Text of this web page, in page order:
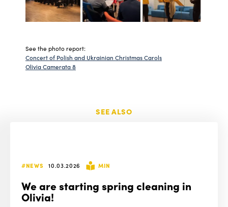
See the photo report:
Concert of Polish and Ukrainian Christmas Carols
Olivia Camerata 8
SEE ALSO
#NEWS 10.03.2026 MIN
We are starting spring cleaning in
Olivia!